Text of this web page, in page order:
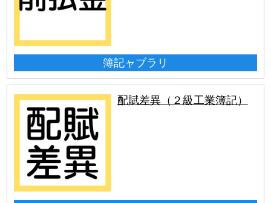
簿記ャブラリ
配賦差異（２級工業簿記）